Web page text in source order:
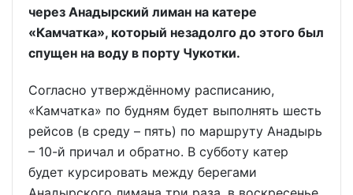
через Анадырский лиман на катере
«Камчатка», который незадолго до этого был
спущен на воду в порту Чукотки.
Согласно утверждённому расписанию,
«Камчатка» по будням будет выполнять шесть
рейсов (в среду – пять) по маршруту Анадырь
– 10-й причал и обратно. В субботу катер
будет курсировать между берегами